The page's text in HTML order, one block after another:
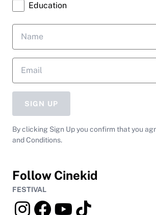
Education
SIGN UP
By clicking Sign Up you confirm that you
and Conditions.
Follow Cinekid
FESTIVAL